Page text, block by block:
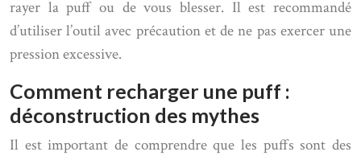
rayer la puff ou de vous blesser. Il est recommandé
d’utiliser l’outil avec précaution et de ne pas exercer une
pression excessive.
Comment recharger une puff :
déconstruction des mythes
Il est important de comprendre que les puffs sont des